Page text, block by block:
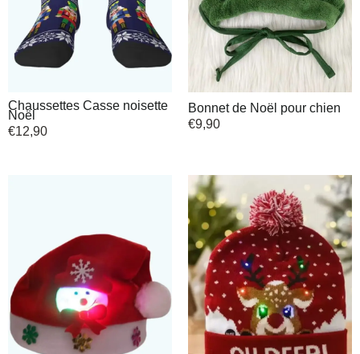
Chaussettes Casse noisette
Noël
€12,90
Bonnet de Noël pour chien
€9,90